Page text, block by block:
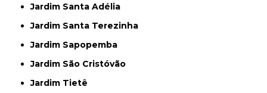
Jardim Santa Adélia
Jardim Santa Terezinha
Jardim Sapopemba
Jardim São Cristóvão
Jardim Tietê